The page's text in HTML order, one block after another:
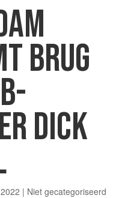
BRUG
DICK
| Niet gecategoriseerd